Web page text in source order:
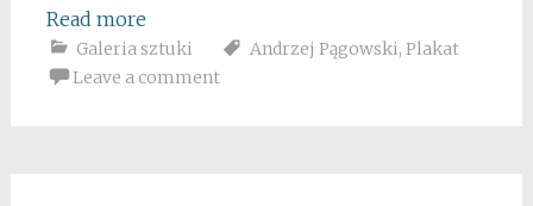
Read more
Galeria sztuki Andrzej Pągowski, Plakat
Leave a comment